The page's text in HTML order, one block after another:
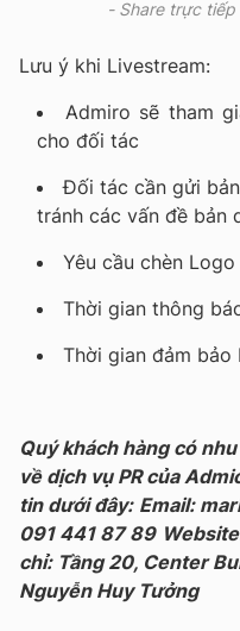
- Share trực
Lưu ý khi Livestream:
Admiro sẽ tham
cho đối tác
Đối tác cần gửi
tránh các vấn đề bản
Yêu cầu chèn
Thời gian thông
Thời gian đảm
Quý khách hàng có
về dịch vụ PR của
tin dưới đây: Email:
091 441 87 89
chỉ: Tầng 20, Center
Nguyễn Huy Tưởng